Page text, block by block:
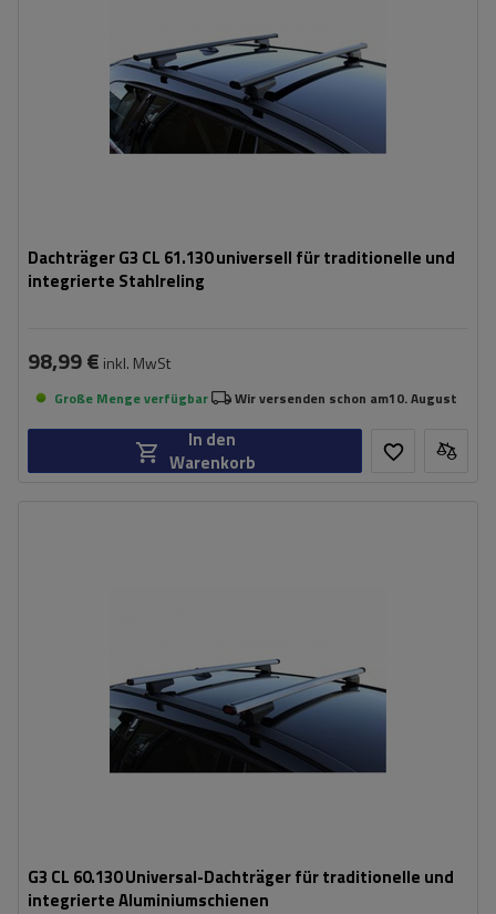
Dachträger G3 CL 61.130 universell für traditionelle und
integrierte Stahlreling
98,99 € inkl. MwSt
Große Menge verfügbar Wir versenden schon am10. August
In den
Warenkorb
G3 CL 60.130 Universal-Dachträger für traditionelle und
integrierte Aluminiumschienen